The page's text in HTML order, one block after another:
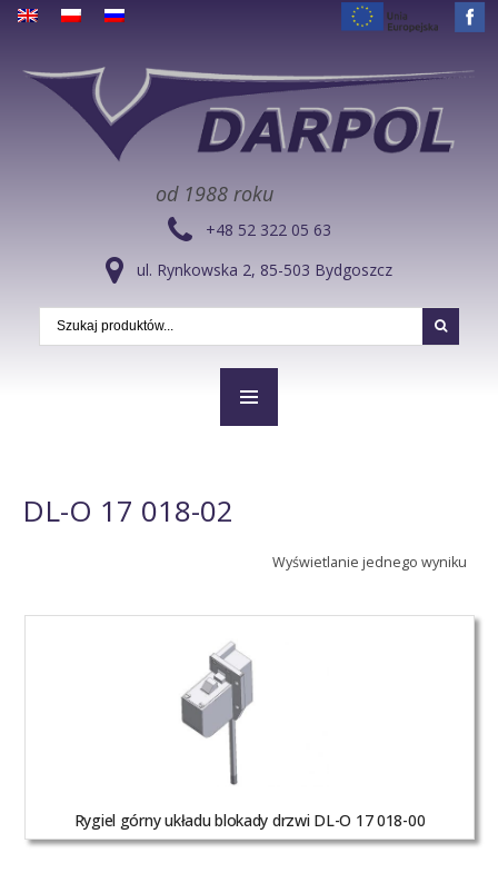
od 1988 roku
+48 52 322 05 63
ul. Rynkowska 2, 85-503 Bydgoszcz
DL-O 17 018-02
Wyświetlanie jednego wyniku
Rygiel górny układu blokady drzwi DL-O 17 018-00